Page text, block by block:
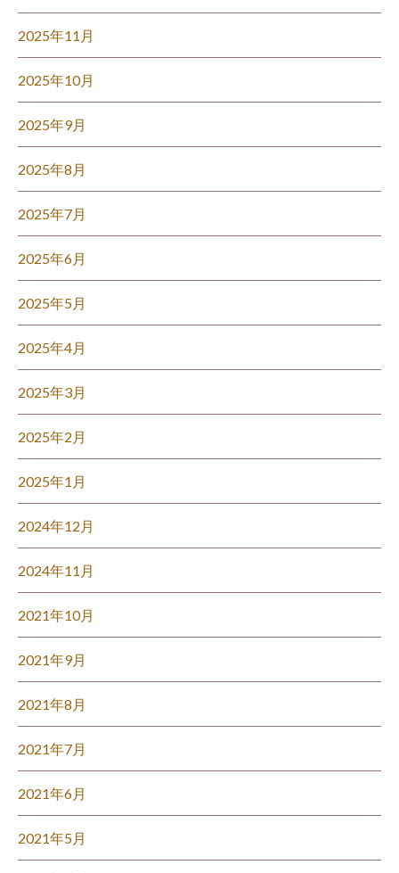
2025年11月
2025年10月
2025年9月
2025年8月
2025年7月
2025年6月
2025年5月
2025年4月
2025年3月
2025年2月
2025年1月
2024年12月
2024年11月
2021年10月
2021年9月
2021年8月
2021年7月
2021年6月
2021年5月